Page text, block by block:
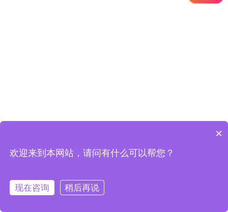
×
欢迎来到本网站，请问有什么可以帮您？
现在咨询 稍后再说